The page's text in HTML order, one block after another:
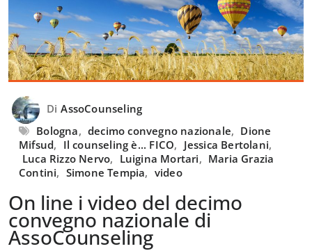
Di AssoCounseling
Bologna, decimo convegno nazionale, Dione
Mifsud, Il counseling è... FICO, Jessica Bertolani,
Luca Rizzo Nervo, Luigina Mortari, Maria Grazia
Contini, Simone Tempia, video
On line i video del decimo
convegno nazionale di
AssoCounseling